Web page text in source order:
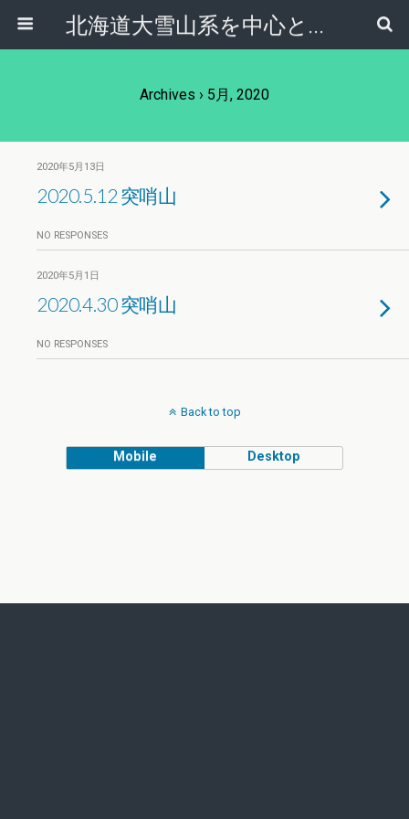
北海道大雪山系を中心とした登山・自然ガイド｜大雪山倶楽部ブログ
Archives › 5月, 2020
2020年5月13日
2020.5.12 突哨山
NO RESPONSES
2020年5月1日
2020.4.30 突哨山
NO RESPONSES
Back to top
Mobile Desktop